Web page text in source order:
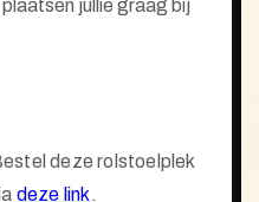
jullie graag bij
deze rolstoelplek
deze link .